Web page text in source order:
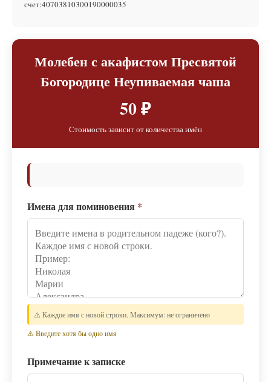
счет:40703810300190000035
Молебен с акафистом Пресвятой
Богородице Неупиваемая чаша
50 ₽
Стоимость зависит от количества имён
Имена для поминовения *
⚠️ Каждое имя с новой строки. Максимум: не ограничено
⚠️ Введите хотя бы одно имя
Примечание к записке